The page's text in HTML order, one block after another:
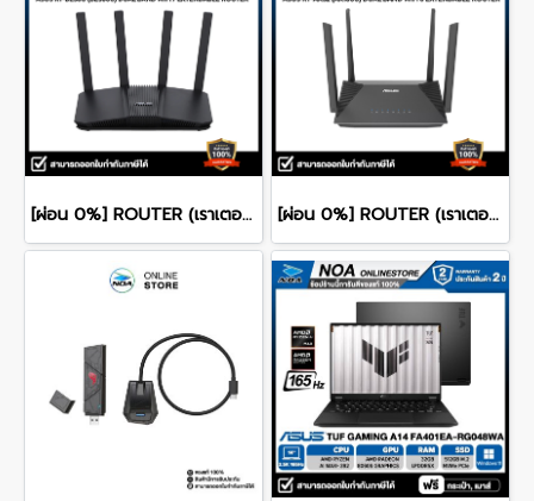
[ผ่อน 0%] ROUTER (เราเตอร์) ASUS RT-BE58U - WIFI 7 AIMESH EXTENDABLE รับประกัน 3 ปี [ผ่อน 0%] ROUTER (เราเตอร์) ASUS RT-AX52 AX1800 DUAL BAND WIFI 6 รับประกัน 3 ปี